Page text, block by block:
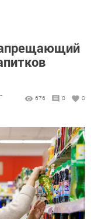
676 0 0